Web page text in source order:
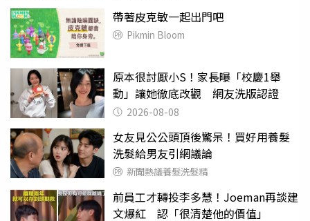
帶著皮克敏一起出門吧
Pikmin Bloom
原本很討厭小S！家長曝「校慶1舉
動」讓她徹底改觀 網友洗版認證
2026-08-08
女友見公公頭頂後驚呆！買好用養髮
洗髮給男友引網議論
新聞熱議養髮洗髮精
前員工才轉投李多慧！Joeman再談建
文爆紅 認「很清楚他的價值」